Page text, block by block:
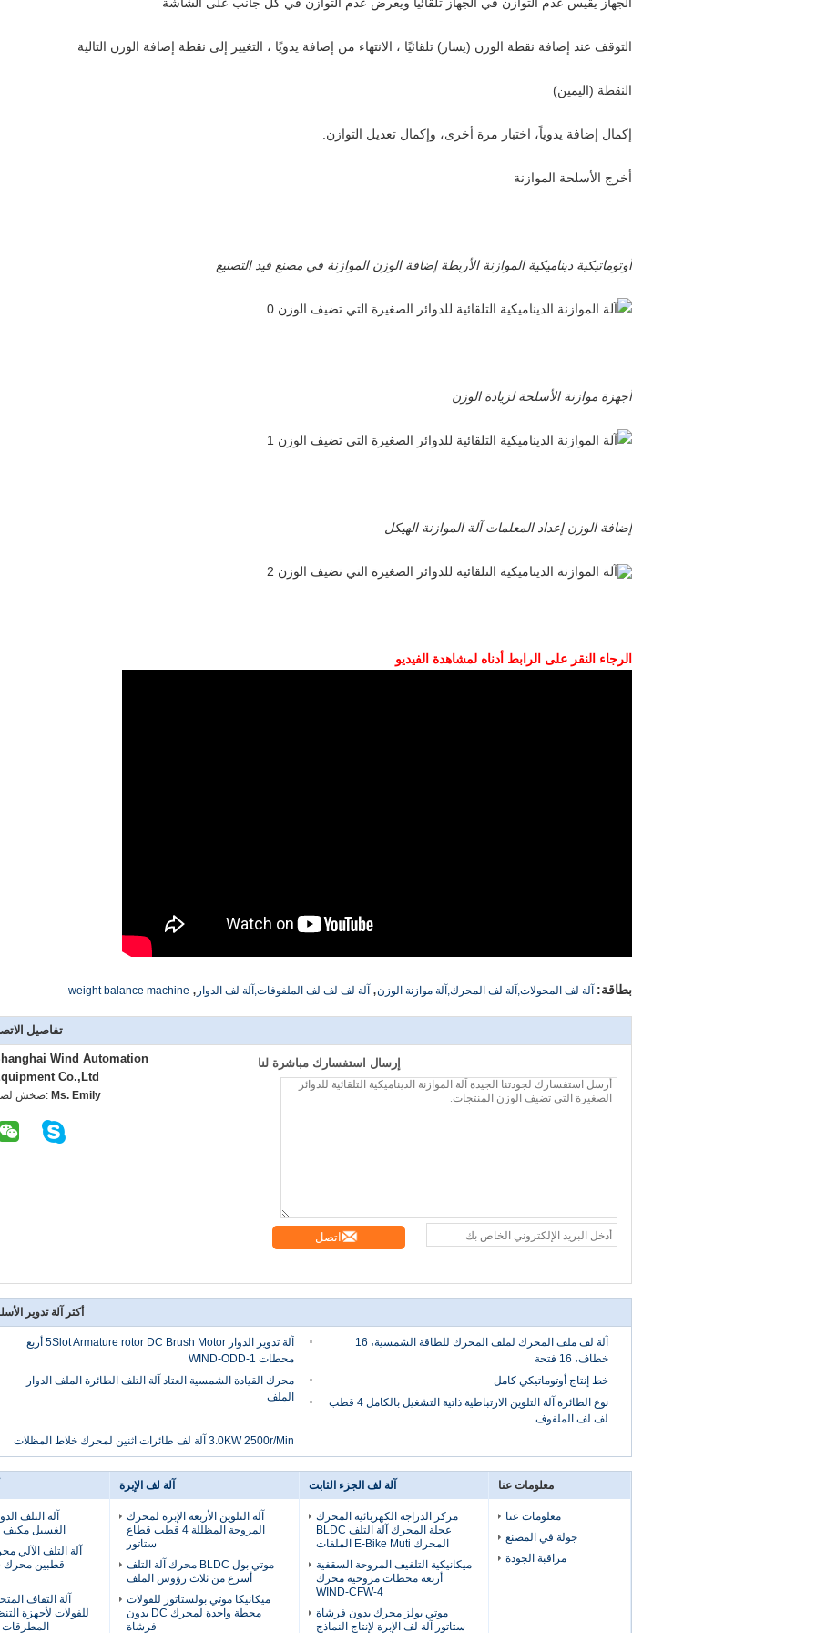
التوقف عند إضافة نقطة الوزن (يسار) تلقائيًا ، الانتهاء من إضافة يدويًا ، التغيير إلى نقطة إضافة الوزن التالية
النقطة (اليمين)
إكمال إضافة يدوياً، اختبار مرة أخرى، وإكمال تعديل التوازن.
أخرج الأسلحة الموازنة
أوتوماتيكية ديناميكية الموازنة الأربطة إضافة الوزن الموازنة في مصنع قيد التصنيع
أجهزة موازنة الأسلحة لزيادة الوزن
إضافة الوزن إعداد المعلمات آلة الموازنة الهيكل
الرجاء النقر على الرابط أدناه لمشاهدة الفيديو
بطاقة: آلة لف المحولات,آلة لف المحرك,آلة موازنة الوزن, آلة لف لف لف الملفوفات,آلة لف الدوار ,
weight balance machine
تفاصيل
Wind Automation
Co.,Ltd
اتصل Ms. Emily
إرسال استفسارك مباشرة لنا
اتصل
أكثر آلة تدوير
آلة تدوير الدوار 5Slot Armature rotor DC Brush Motor أربع
محطات WIND-ODD-1
آلة لف ملف المحرك لملف المحرك للطاقة الشمسية، 16
خطاف، 16 فتحة
محرك القيادة الشمسية العتاد آلة التلف الطائرة الملف الدوار
الملف
خط إنتاج أوتوماتيكي كامل
نوع الطائرة آلة التلوين الارتباطية ذاتية التشغيل بالكامل 4 قطب
لف لف الملفوف
3.0KW 2500r/Min آلة لف طائرات اثنين لمحرك خلاط المظلات
معلومات عنا
معلومات عنا
جولة في المصنع
مراقبة الجودة
آلة لف الجزء الثابت
مركز الدراجة الكهربائية المحرك
عجلة المحرك آلة التلف BLDC
المحرك E-Bike Muti الملفات
ميكانيكية التلفيف المروحة السقفية
أربعة محطات مروحية محرك
WIND-CFW-4
موتي بولز محرك بدون فرشاة
ستاتور آلة لف الإبرة لإنتاج النماذج
آلة لف الإبرة
آلة التلوين الأربعة الإبرة لمحرك
المروحة المظللة 4 قطب قطاع
ستاتور
موتي بول BLDC محرك آلة التلف
أسرع من ثلاث رؤوس الملف
ميكانيكا موتي بولستاتور للفولات
محطة واحدة لمحرك DC بدون
فرشاة
آلة التلف
الغسيل مكيف
آلة التلف الآلي
قطبين محرك
آلة التفاف
للفولات لأجهزة